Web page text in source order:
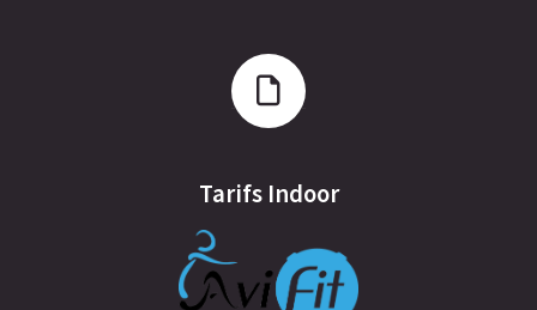
Tarifs Indoor